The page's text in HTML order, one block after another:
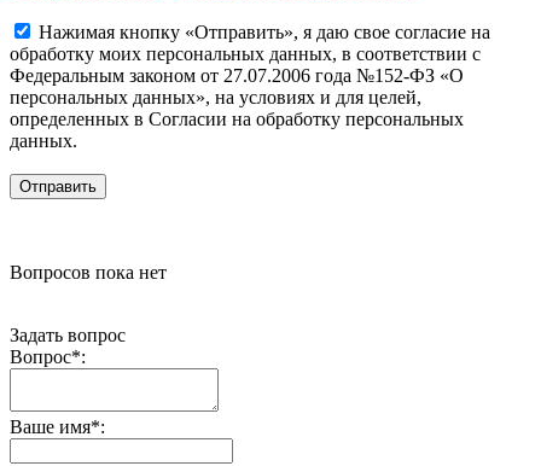
Нажимая кнопку «Отправить», я даю свое согласие на
обработку моих персональных данных, в соответствии с
Федеральным законом от 27.07.2006 года №152-ФЗ «О
персональных данных», на условиях и для целей,
определенных в Согласии на обработку персональных
данных.
Вопросов пока нет
Задать вопрос
Вопрос*:
Ваше имя*: